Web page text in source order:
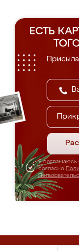
ЕСТЬ
Я соглашаюсь
согласно